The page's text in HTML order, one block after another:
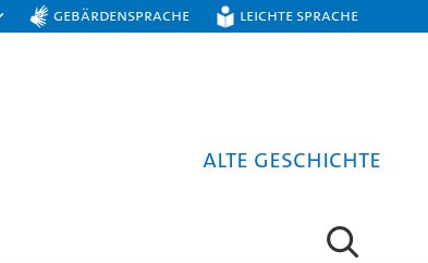
Gebärdensprache Leichte Sprache
Alte Geschichte